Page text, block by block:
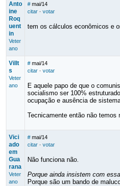
Anto
ine
Roq
uent
in
Veter
ano
# mai/14
citar· votar
tem os cálculos econômicos e
Villt
s
Veter
ano
# mai/14
citar· votar
E aquele papo de que o
socialismo ser 100%
ocupação e ausência de
Tecnicamente então não
Vici
ado
em
Gua
rana
Veter
ano
# mai/14
citar· votar
Não funciona não.
Porque ainda insistem com
Porque são um bando de